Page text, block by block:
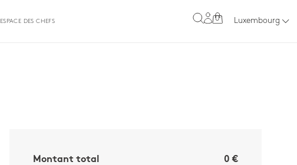
ESPACE DES CHEFS 0 Luxembourg
Montant total 0 €